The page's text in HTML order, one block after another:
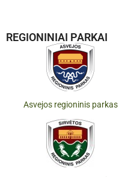
REGIONINIAI PARKAI
Asvejos regioninis parkas